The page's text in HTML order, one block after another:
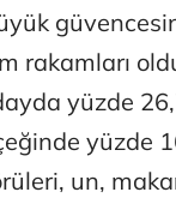
rakamları
yüzde
yüzde
un,